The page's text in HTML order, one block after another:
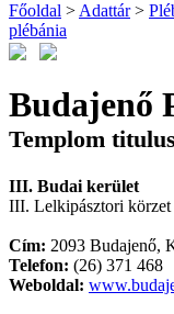
Főoldal > Adattár>
plébánia
Budajenő
Templom
III. Budai kerület
III. Lelkipásztori körzet
Cím: 2093 Budajenő,
Telefon: (26) 371 468
Weboldal: